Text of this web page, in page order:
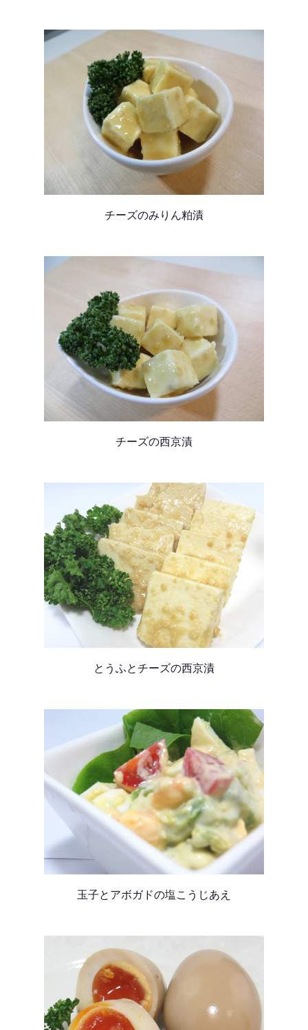
チーズのみりん粕漬
チーズの西京漬
とうふとチーズの西京漬
玉子とアボガドの塩こうじあえ